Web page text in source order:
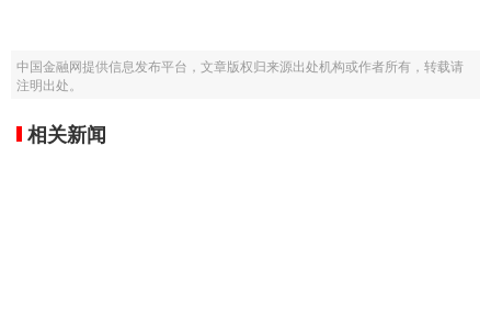
中国金融网提供信息发布平台，文章版权归来源出处机构或作者所有，转载请
注明出处。
相关新闻